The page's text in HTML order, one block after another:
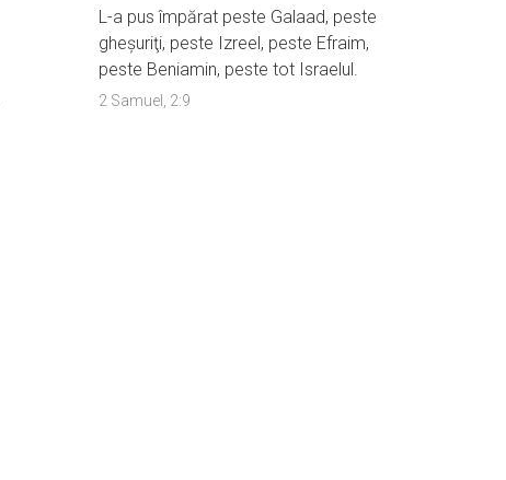
L-a pus împărat peste Galaad, peste
gheşuriţi, peste Izreel, peste Efraim,
peste Beniamin, peste tot Israelul.
2 Samuel, 2:9